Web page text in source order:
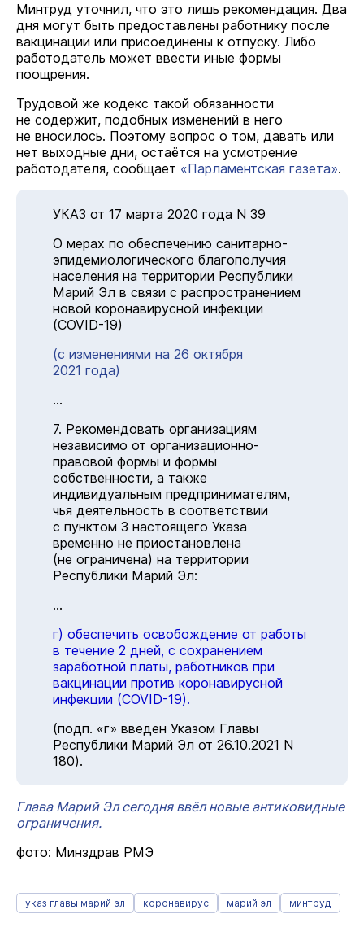
Минтруд уточнил, что это лишь рекомендация. Два
дня могут быть предоставлены работнику после
вакцинации или присоединены к отпуску. Либо
работодатель может ввести иные формы
поощрения.
Трудовой же кодекс такой обязанности
не содержит, подобных изменений в него
не вносилось. Поэтому вопрос о том, давать или
нет выходные дни, остаётся на усмотрение
работодателя, сообщает «Парламентская газета».
УКАЗ от 17 марта 2020 года N 39
О мерах по обеспечению санитарно-
эпидемиологического благополучия
населения на территории Республики
Марий Эл в связи с распространением
новой коронавирусной инфекции
(COVID-19)
(с изменениями на 26 октября
2021 года)
...
7. Рекомендовать организациям
независимо от организационно-
правовой формы и формы
собственности, а также
индивидуальным предпринимателям,
чья деятельность в соответствии
с пунктом 3 настоящего Указа
временно не приостановлена
(не ограничена) на территории
Республики Марий Эл:
...
г) обеспечить освобождение от работы
в течение 2 дней, с сохранением
заработной платы, работников при
вакцинации против коронавирусной
инфекции (COVID-19).
(подп. «г» введен Указом Главы
Республики Марий Эл от 26.10.2021 N
180).
Глава Марий Эл сегодня ввёл новые антиковидные
ограничения.
фото: Минздрав РМЭ
указ главы марий эл коронавирус марий эл минтруд